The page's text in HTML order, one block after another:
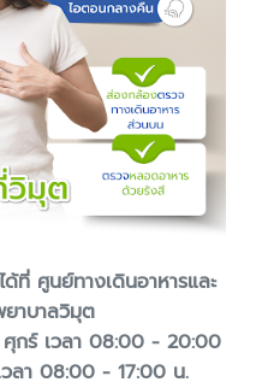
ที่ ศูนย์ทางเดินอาหารและ
าบาลวิมุต
ศุกร์ เวลา 08:00 - 20:00
วลา 08:00 - 17:00 น.